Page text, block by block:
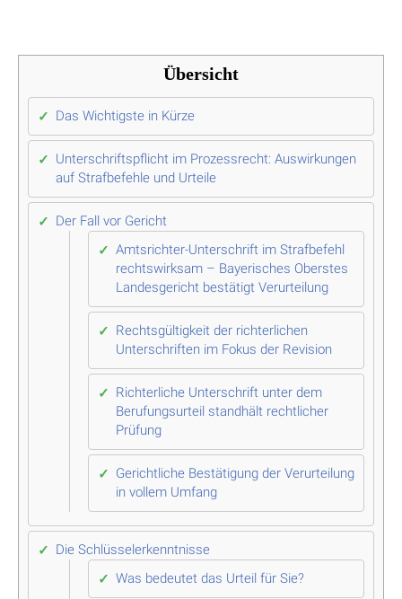
Übersicht
Das Wichtigste in Kürze
Unterschriftspflicht im Prozessrecht: Auswirkungen
auf Strafbefehle und Urteile
Der Fall vor Gericht
Amtsrichter-Unterschrift im Strafbefehl
rechtswirksam – Bayerisches Oberstes
Landesgericht bestätigt Verurteilung
Rechtsgültigkeit der richterlichen
Unterschriften im Fokus der Revision
Richterliche Unterschrift unter dem
Berufungsurteil standhält rechtlicher
Prüfung
Gerichtliche Bestätigung der Verurteilung
in vollem Umfang
Die Schlüsselerkenntnisse
Was bedeutet das Urteil für Sie?